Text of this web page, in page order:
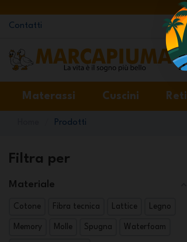
Contatti
Materassi Cuscini Reti
Prodotti
Filtra per
Materiale
Cotone Fibra tecnica Lattice Legno
Memory Molle Spugna Waterfoam